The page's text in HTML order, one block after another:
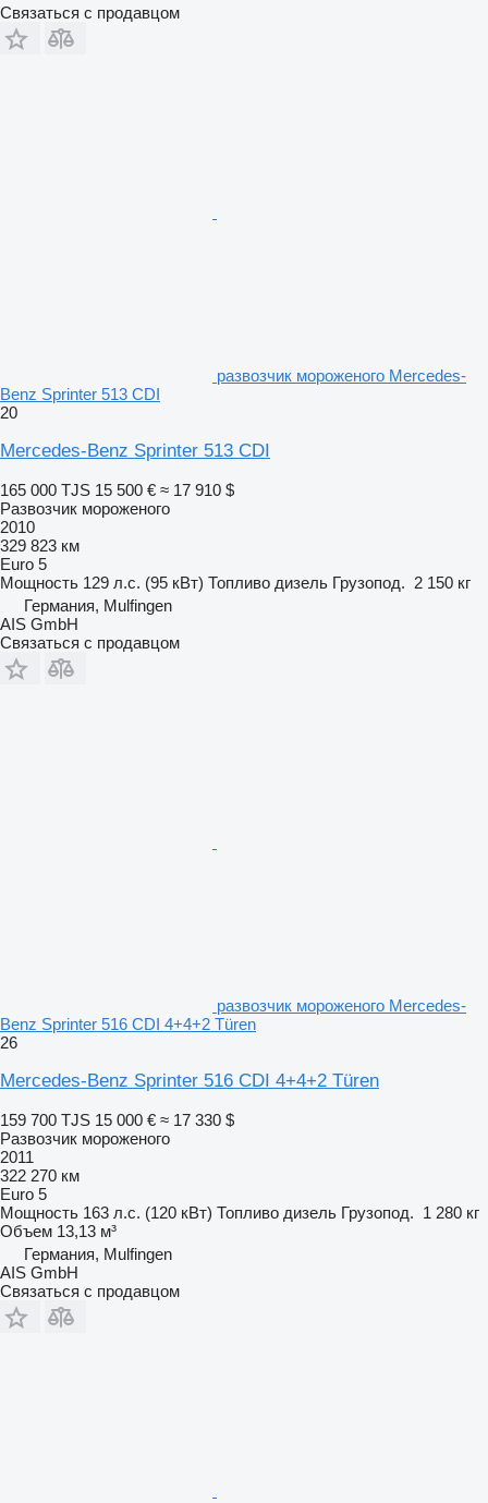
Связаться с продавцом
развозчик мороженого Mercedes-
Benz Sprinter 513 CDI
20
Mercedes-Benz Sprinter 513 CDI
165 000 TJS 15 500 € ≈ 17 910 $
Развозчик мороженого
2010
329 823 км
Euro 5
Мощность 129 л.с. (95 кВт) Топливо дизель Грузопод. 2 150 кг
Германия, Mulfingen
AIS GmbH
Связаться с продавцом
развозчик мороженого Mercedes-
Benz Sprinter 516 CDI 4+4+2 Türen
26
Mercedes-Benz Sprinter 516 CDI 4+4+2 Türen
159 700 TJS 15 000 € ≈ 17 330 $
Развозчик мороженого
2011
322 270 км
Euro 5
Мощность 163 л.с. (120 кВт) Топливо дизель Грузопод. 1 280 кг
Объем 13,13 м³
Германия, Mulfingen
AIS GmbH
Связаться с продавцом